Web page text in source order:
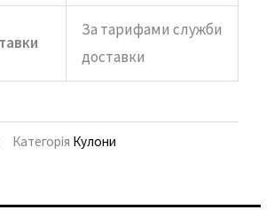
За тарифами служби
доставки
Категорія Кулони